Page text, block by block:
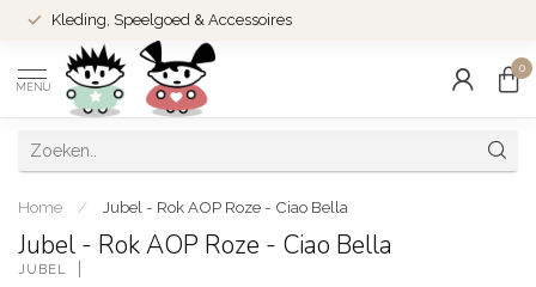
Kleding, Speelgoed & Accessoires
MENU
0
Home / Jubel - Rok AOP Roze - Ciao Bella
Jubel - Rok AOP Roze - Ciao Bella
JUBEL